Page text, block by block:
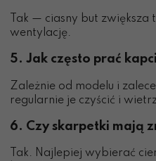
Tak — ciasny but
wentylację.
5. Jak często prać
Zależnie od modelu i
regularnie je czyścić i
6. Czy skarpetki mają
Tak. Najlepiej wybierać